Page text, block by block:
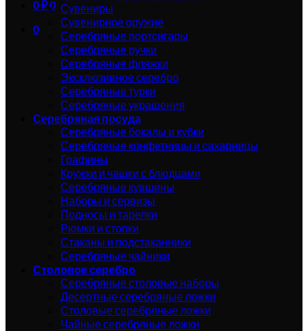
0₽0
0
Сувениры
Сувенирное оружие
Серебряные портсигары
Серебряные ручки
Серебряные фляжки
Эксклюзивное серебро
Серебряные турки
Серебряные украшения
Серебряная посуда
Серебряные бокалы и кубки
Серебряные конфетницы и сахарницы
Графины
Кружки и чашки с блюдцами
Серебряные кувшины
Наборы и сервизы
Подносы и тарелки
Рюмки и стопки
Стаканы и подстаканники
Серебряные чайники
Столовое серебро
Серебряные столовые наборы
Десертные серебряные ложки
Столовые серебряные ложки
Чайные серебряные ложки